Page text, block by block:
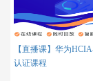
（外部网关协议
- RIP
协议。
【直播课】华为
认证课程